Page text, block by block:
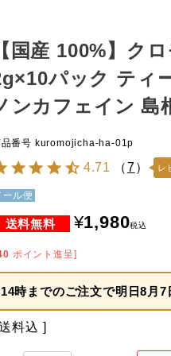
国産 100%】ク
パック ティ
ンカフェイン 島
番号 kuromojicha-ha-01p
4.71 （7） レ
ール便
¥1,980税込
ポイント進呈]
14時までのご注文で明日8月7
料込